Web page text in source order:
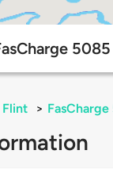
Flint >